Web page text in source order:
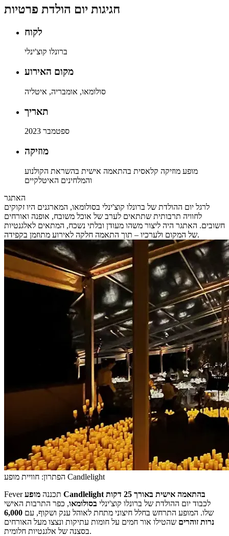
חגיגות יום הולדת פרטיות
לקוח
ברונלו קוצ'ינלי
מקום האירוע
סולומאו, אומבריה, איטליה
תאריך
ספטמבר 2023
מוזיקה
מופע מוזיקה קלאסית בהתאמה אישית בהשראת הקולנוע
והמלחינים האיטלקיים
האתגר
לרגל יום ההולדת של ברונלו קוצ'ינלי בסולומאו, המארגנים היו זקוקים
לחוויה תרבותית שתתאים לערב של אוכל משובח, אופנה ואורחים
חשובים. האתגר היה ליצור משהו מעודן ובלתי נשכח, המתאים לאלגנטיות
של המקום ולערכיו – תוך התאמה חלקה לאירוע מתוזמן בקפידה.
הפתרון: חוויית מופע Candlelight
Fever תכננה
מופע Candlelight בהתאמה אישית באורך 25 דקות
לכבוד יום ההולדת של ברונלו קוצ'ינלי בסולומאו, כפר התרבות האישי
שלו. המופע התרחש בחלל חיצוני מתחת לאוהל ענק ושקוף, עם 6,000
נרות זוהרים שהטילו אור חמים על חומות עתיקות ונצצו מעל האורחים
בסצנה של אלגנטיות חלומית.